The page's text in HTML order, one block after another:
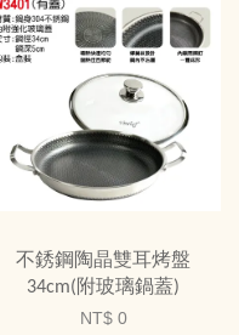
不銹鋼陶晶雙耳烤盤
34cm(附玻璃鍋蓋)
NT$ 0